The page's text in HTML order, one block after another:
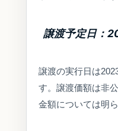
譲渡予定日：
譲渡の実行日は
す。譲渡価額は非
金額については明